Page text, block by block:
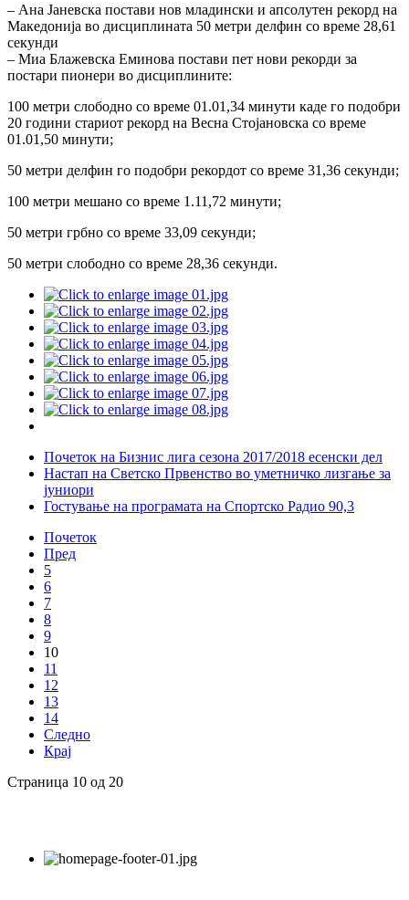
– Ана Јаневска постави нов младински и апсолутен рекорд на
Македонија во дисциплината 50 метри делфин со време 28,61
секунди
– Миа Блажевска Еминова постави пет нови рекорди за
постари пионери во дисциплините:
100 метри слободно со време 01.01,34 минути каде го подобри
20 години стариот рекорд на Весна Стојановска со време
01.01,50 минути;
50 метри делфин го подобри рекордот со време 31,36 секунди;
100 метри мешано со време 1.11,72 минути;
50 метри грбно со време 33,09 секунди;
50 метри слободно со време 28,36 секунди.
Почеток на Бизнис лига сезона 2017/2018 есенски дел
Настап на Светско Првенство во уметничко лизгање за
јуниори
Гостување на програмата на Спортско Радио 90,3
Почеток
Пред
5
6
7
8
9
10
11
12
13
14
Следно
Крај
Страница 10 од 20